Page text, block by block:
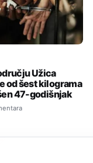
Užica
od šest kilograma
47-godišnjak